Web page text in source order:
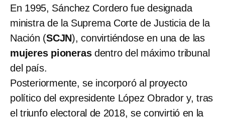
En 1995, Sánchez Cordero fue designada
ministra de la Suprema Corte de Justicia de la
Nación (SCJN), convirtiéndose en una de las
mujeres pionerasdentro del máximo tribunal
del país.
Posteriormente, se incorporó al proyecto
político del expresidente López Obrador y, tras
el triunfo electoral de 2018, se convirtió en la